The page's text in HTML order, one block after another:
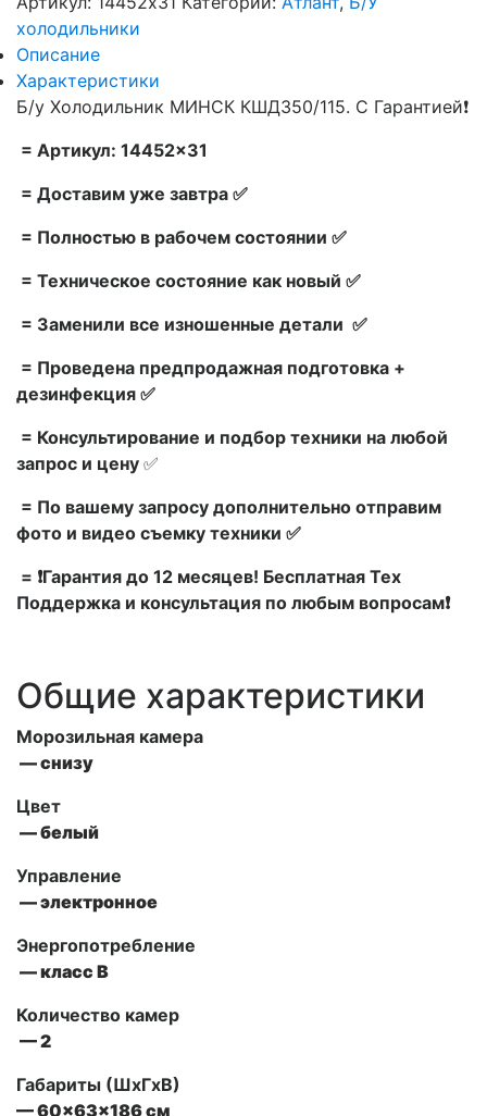
холодильники
Описание
Характеристики
Б/у Холодильник МИНСК КШД350/115. С Гарантией❗
= Артикул: 14452×31
= Доставим уже завтра ✅
= Полностью в рабочем состоянии ✅
= Техническое состояние как новый ✅
= Заменили все изношенные детали ✅
= Проведена предпродажная подготовка +
дезинфекция ✅
= Консультирование и подбор техники на любой
запрос и цену ✅
= По вашему запросу дополнительно отправим
фото и видео съемку техники ✅
= ❗Гарантия до 12 месяцев! Бесплатная Тех
Поддержка и консультация по любым вопросам❗
Общие характеристики
Морозильная камера
— снизу
Цвет
— белый
Управление
—электронное
Энергопотребление
— класс В
Количество камер
— 2
Габариты (ШxГxВ)
— 60x63x186 см